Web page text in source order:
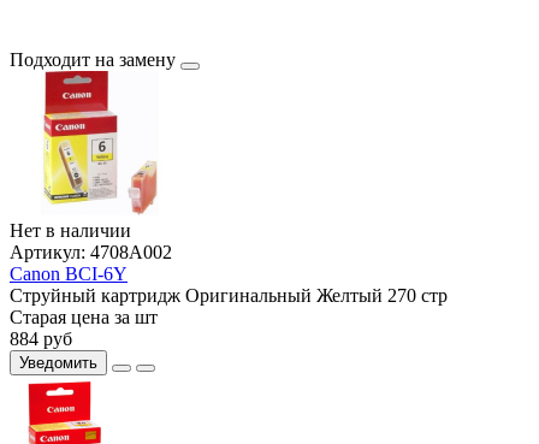
Подходит на замену
Нет в наличии
Артикул: 4708A002
Canon BCI-6Y
Струйный картридж Оригинальный Желтый 270 стр
Старая цена за шт
884 руб
Уведомить